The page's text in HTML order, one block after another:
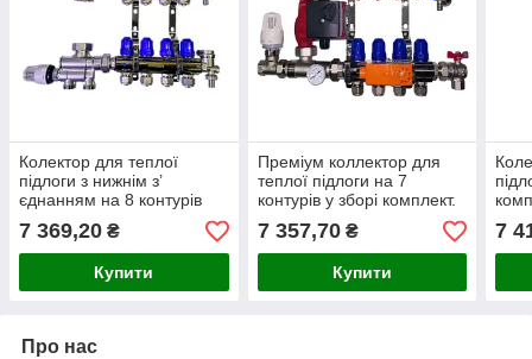
Колектор для теплої
підлоги з нижнім з’
єднанням на 8 контурів
(Чехія)
7 369,20 ₴
Купити
Преміум коллектор для
теплої підлоги на 7
контурів у зборі комплект.
7 357,70₴
Купити
7
Про нас